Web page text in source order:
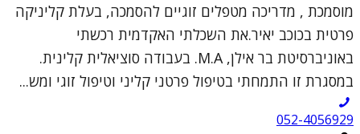
מוסמכת , מדריכה מטפלים זוגיים להסמכה, בעלת קליניקה
פרטית בכוכב יאיר.את השכלתי האקדמית רכשתי
באוניברסיטת בר אילן, M.A. בעבודה סוציאלית קלינית.
במסגרת זו התמחתי בטיפול פרטני קליני וטיפול זוגי ומש...
052-4056929